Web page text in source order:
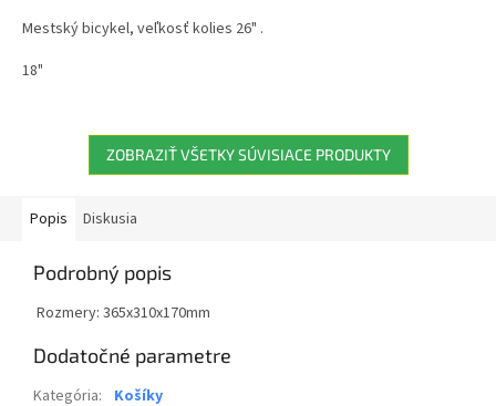
Mestský bicykel, veľkosť kolies 26" .
18"
ZOBRAZIŤ VŠETKY SÚVISIACE PRODUKTY
Popis Diskusia
Podrobný popis
Rozmery: 365x310x170mm
Dodatočné parametre
Kategória:
Košíky